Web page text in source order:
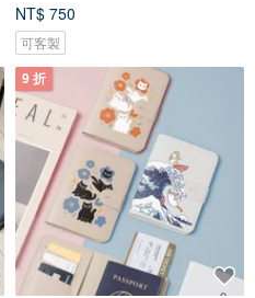
NT$ 750
可客製
9 折